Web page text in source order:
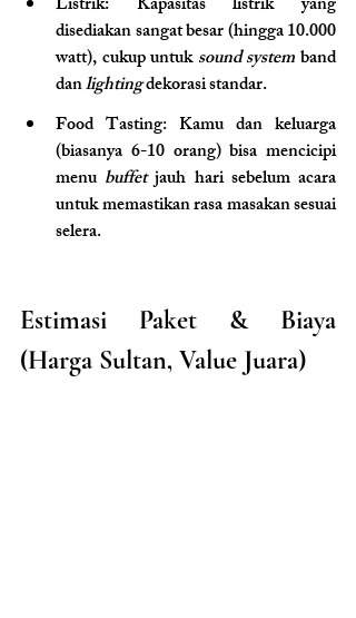
disediakan sangat besar (hingga 10.000
watt), cukup untuk sound system band
dan lighting dekorasi standar.
Food Tasting: Kamu dan keluarga
(biasanya 6-10 orang) bisa mencicipi
menu buffet jauh hari sebelum acara
untuk memastikan rasa masakan sesuai
selera.
Estimasi Paket & Biaya
(Harga Sultan, Value Juara)